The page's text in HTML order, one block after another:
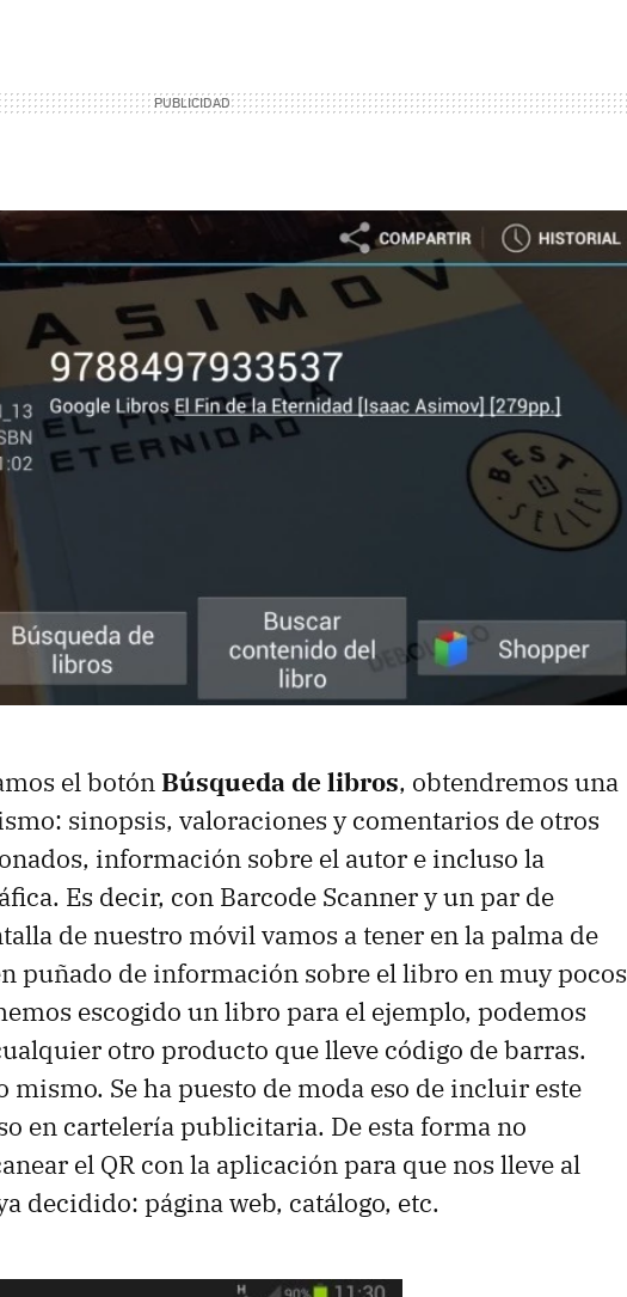
el botónBúsqueda de libros, obtendremos una
sinopsis, valoraciones y comentarios de otros
información sobre el autor e incluso la
Es decir, con Barcode Scanner y un par de
de nuestro móvil vamos a tener en la palma de
puñado de información sobre el libro en muy pocos
escogido un libro para el ejemplo, podemos
otro producto que lleve código de barras.
mismo. Se ha puesto de moda eso de incluir este
en cartelería publicitaria. De esta forma no
el QR con la aplicación para que nos lleve al
decidido: página web, catálogo, etc.